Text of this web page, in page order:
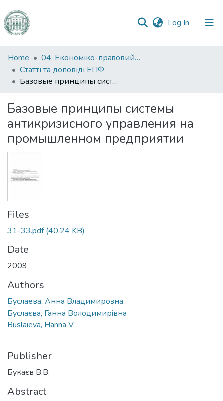
Log In (current)
Communities
&
Collections
Statistics
Home
04. Економіко-правовий факультет
Статті та доповіді ЕПФ
Базовые принципы системы антикризисного управления на промышленном предприятии
Базовые принципы системы
антикризисного управления на
промышленном предприятии
Files
31-33.pdf(40.24 KB)
Date
2009
Authors
Буслаева, Анна Владимировна
Буслаєва, Ганна Володимирівна
Buslaieva, Hanna V.
Publisher
Букаєв В.В.
Abstract